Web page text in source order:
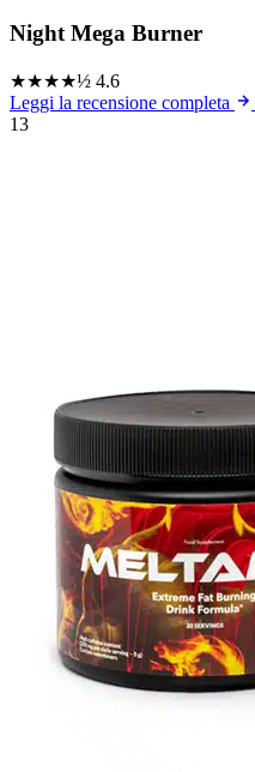
Night Mega Burner
★★★★½ 4.6
Leggi la recensione completa
13